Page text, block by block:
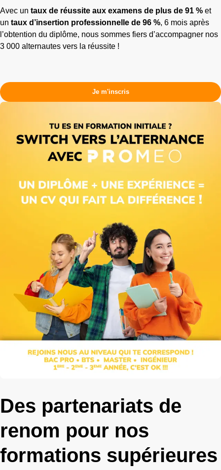
Avec un taux de réussite aux examens de plus de 91 % et
un taux d’insertion professionnelle de 96 %, 6 mois après
l’obtention du diplôme, nous sommes fiers d’accompagner nos
3 000 alternautes vers la réussite !
Je m'inscris
Des partenariats de
renom pour nos
formations supérieures